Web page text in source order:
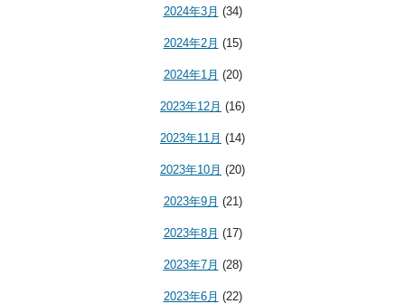
2024年3月 (34)
2024年2月 (15)
2024年1月 (20)
2023年12月 (16)
2023年11月 (14)
2023年10月 (20)
2023年9月 (21)
2023年8月 (17)
2023年7月 (28)
2023年6月 (22)